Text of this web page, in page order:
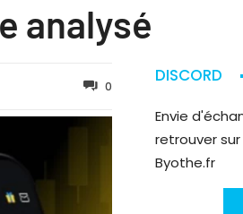
analysé
0
DISCORD
Envie
retrouver
Byothe.fr